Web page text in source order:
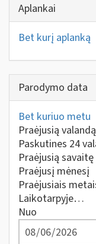
Aplankai
Bet kurį aplanką
Parodymo data
Bet kuriuo metu
Praėjusią valandą
Paskutines 24
Praėjusią savaitę
Praėjusį mėnesį
Praėjusiais
Laikotarpyje…
Nuo